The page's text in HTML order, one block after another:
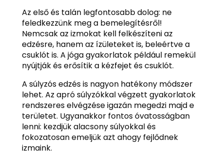
Az első és talán legfontosabb dolog: ne
feledkezzünk meg a bemelegítésről!
Nemcsak az izmokat kell felkészíteni az
edzésre, hanem az ízületeket is, beleértve a
csuklót is. A jóga gyakorlatok például remekül
nyújtják és erősítik a kézfejet és csuklót.
A súlyzós edzés is nagyon hatékony módszer
lehet. Az apró súlyzókkal végzett gyakorlatok
rendszeres elvégzése igazán megedzi majd e
területet. Ugyanakkor fontos óvatosságban
lenni: kezdjük alacsony súlyokkal és
fokozatosan emeljük azt ahogy fejlődnek
izmaink.